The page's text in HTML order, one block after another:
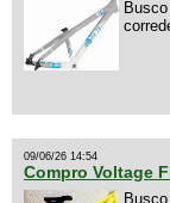
09/06/26 14:54
Compro Voltage